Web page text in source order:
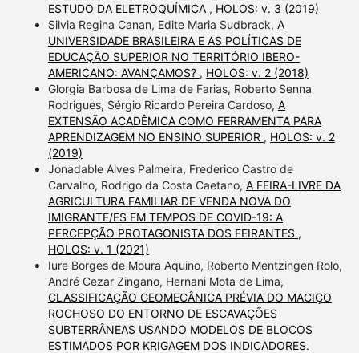
ESTUDO DA ELETROQUÍMICA , HOLOS: v. 3 (2019)
Silvia Regina Canan, Edite Maria Sudbrack, A
UNIVERSIDADE BRASILEIRA E AS POLÍTICAS DE
EDUCAÇÃO SUPERIOR NO TERRITÓRIO IBERO-
AMERICANO: AVANÇAMOS? , HOLOS: v. 2 (2018)
Glorgia Barbosa de Lima de Farias, Roberto Senna
Rodrigues, Sérgio Ricardo Pereira Cardoso, A
EXTENSÃO ACADÊMICA COMO FERRAMENTA PARA
APRENDIZAGEM NO ENSINO SUPERIOR , HOLOS: v. 2
(2019)
Jonadable Alves Palmeira, Frederico Castro de
Carvalho, Rodrigo da Costa Caetano, A FEIRA-LIVRE DA
AGRICULTURA FAMILIAR DE VENDA NOVA DO
IMIGRANTE/ES EM TEMPOS DE COVID-19: A
PERCEPÇÃO PROTAGONISTA DOS FEIRANTES ,
HOLOS: v. 1 (2021)
Iure Borges de Moura Aquino, Roberto Mentzingen Rolo,
André Cezar Zingano, Hernani Mota de Lima,
CLASSIFICAÇÃO GEOMECÂNICA PRÉVIA DO MACIÇO
ROCHOSO DO ENTORNO DE ESCAVAÇÕES
SUBTERRÂNEAS USANDO MODELOS DE BLOCOS
ESTIMADOS POR KRIGAGEM DOS INDICADORES.